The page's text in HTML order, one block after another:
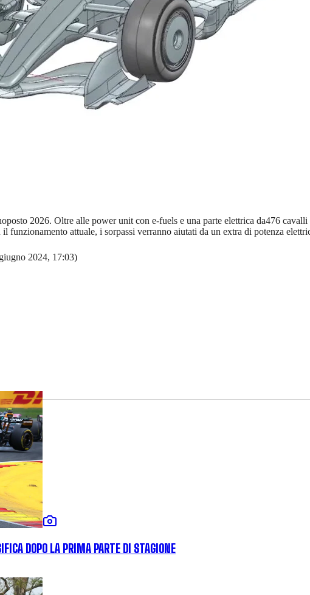
2026. Oltre alle power unit con e-fuels e una parte elettrica da476
funzionamento attuale, i sorpassi verranno aiutati da un extra di potenza
2024, 17:03)
DOPO LA PRIMA PARTE DI STAGIONE